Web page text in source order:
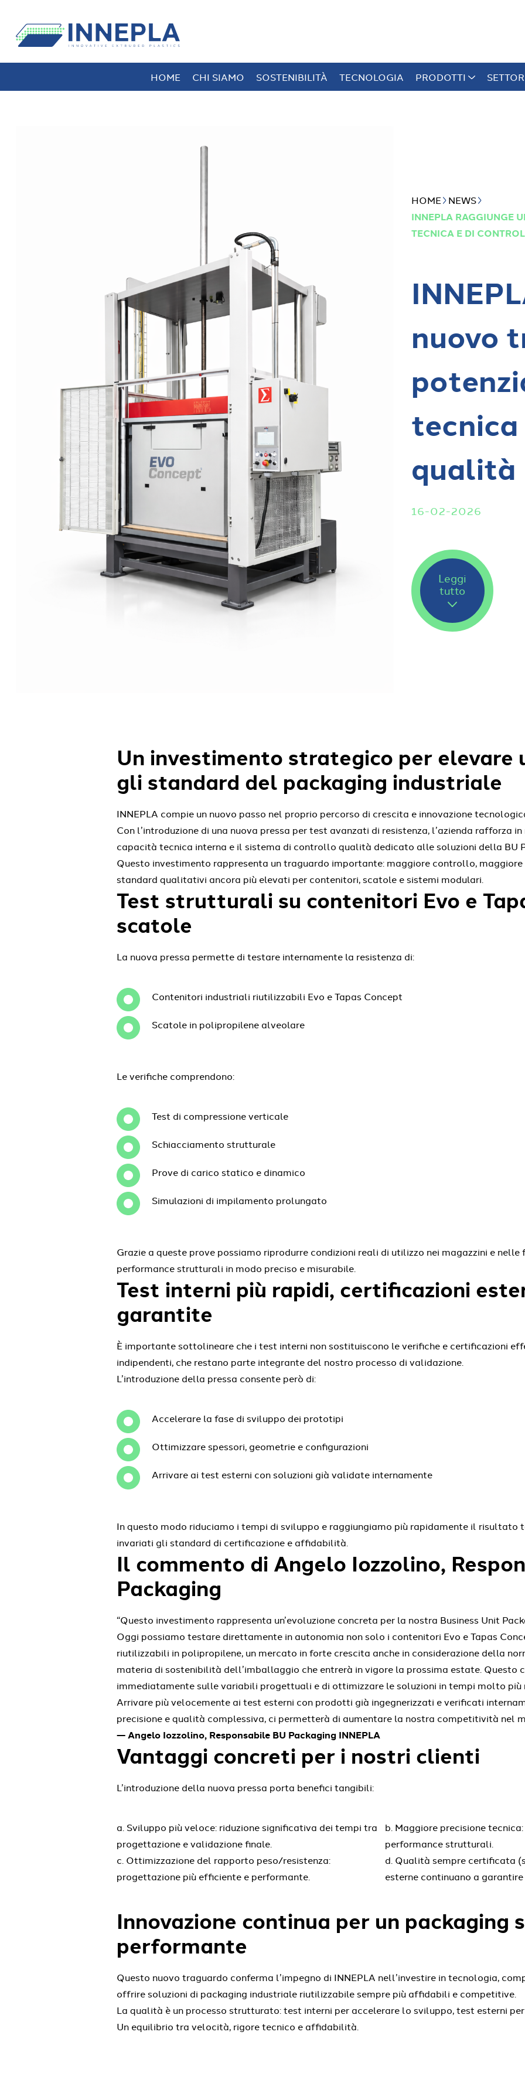
HOME CHI SIAMO SOSTENIBILITÀ TECNOLOGIA PRODOTTI
HOME NEWS
INNEPLA RAGGIUNGE
TECNICA E DI
nuovo
qualità
16-02-2026
Leggi
tutto
Un investimento strategico per
gli standard del packaging industriale
INNEPLA compie un nuovo passo nel proprio percorso di crescita e innovazione
Con l’introduzione di una nuova pressa per test avanzati di resistenza, l’azienda rafforza
capacità tecnica interna e il sistema di controllo qualità dedicato alle soluzioni della BU
Questo investimento rappresenta un traguardo importante: maggiore controllo,
standard qualitativi ancora più elevati per contenitori, scatole e sistemi modulari.
Test strutturali su contenitori Evo e
scatole
La nuova pressa permette di testare internamente la resistenza di:
Contenitori industriali riutilizzabili Evo e Tapas Concept
Scatole in polipropilene alveolare
Le verifiche comprendono:
Test di compressione verticale
Schiacciamento strutturale
Prove di carico statico e dinamico
Simulazioni di impilamento prolungato
Grazie a queste prove possiamo riprodurre condizioni reali di utilizzo nei magazzini e
performance strutturali in modo preciso e misurabile.
Test interni più rapidi, certificazioni
garantite
È importante sottolineare che i test interni non sostituiscono le verifiche e certificazioni
indipendenti, che restano parte integrante del nostro processo di validazione.
L’introduzione della pressa consente però di:
Accelerare la fase di sviluppo dei prototipi
Ottimizzare spessori, geometrie e configurazioni
Arrivare ai test esterni con soluzioni già validate internamente
In questo modo riduciamo i tempi di sviluppo e raggiungiamo più rapidamente il risultato
invariati gli standard di certificazione e affidabilità.
Il commento di Angelo Iozzolino,
Packaging
“Questo investimento rappresenta un’evoluzione concreta per la nostra Business Unit
Oggi possiamo testare direttamente in autonomia non solo i contenitori Evo e Tapas
riutilizzabili in polipropilene, un mercato in forte crescita anche in considerazione della
materia di sostenibilità dell’imballaggio che entrerà in vigore la prossima estate. Questo
immediatamente sulle variabili progettuali e di ottimizzare le soluzioni in tempi molto più
Arrivare più velocemente ai test esterni con prodotti già ingegnerizzati e verificati
precisione e qualità complessiva, ci permetterà di aumentare la nostra competitività nel
— Angelo Iozzolino, Responsabile BU Packaging INNEPLA
Vantaggi concreti per i nostri clienti
L’introduzione della nuova pressa porta benefici tangibili:
Sviluppo più veloce: riduzione significativa dei tempi tra
progettazione e validazione finale.
Maggiore precisione
performance strutturali.
Ottimizzazione del rapporto peso/resistenza:
progettazione più efficiente e performante.
Qualità sempre certificata
esterne continuano a
Innovazione continua per un packaging
performante
Questo nuovo traguardo conferma l’impegno di INNEPLA nell’investire in tecnologia,
offrire soluzioni di packaging industriale riutilizzabile sempre più affidabili e competitive.
La qualità è un processo strutturato: test interni per accelerare lo sviluppo, test esterni
Un equilibrio tra velocità, rigore tecnico e affidabilità.